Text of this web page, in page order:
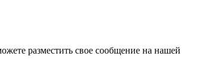
разместить свое сообщение на нашей